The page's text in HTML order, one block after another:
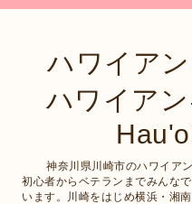
ハワイアン
ハワイア
神奈川県川崎市のハワイア
初心者からベテランまでみんな
います。川崎をはじめ横浜・湘